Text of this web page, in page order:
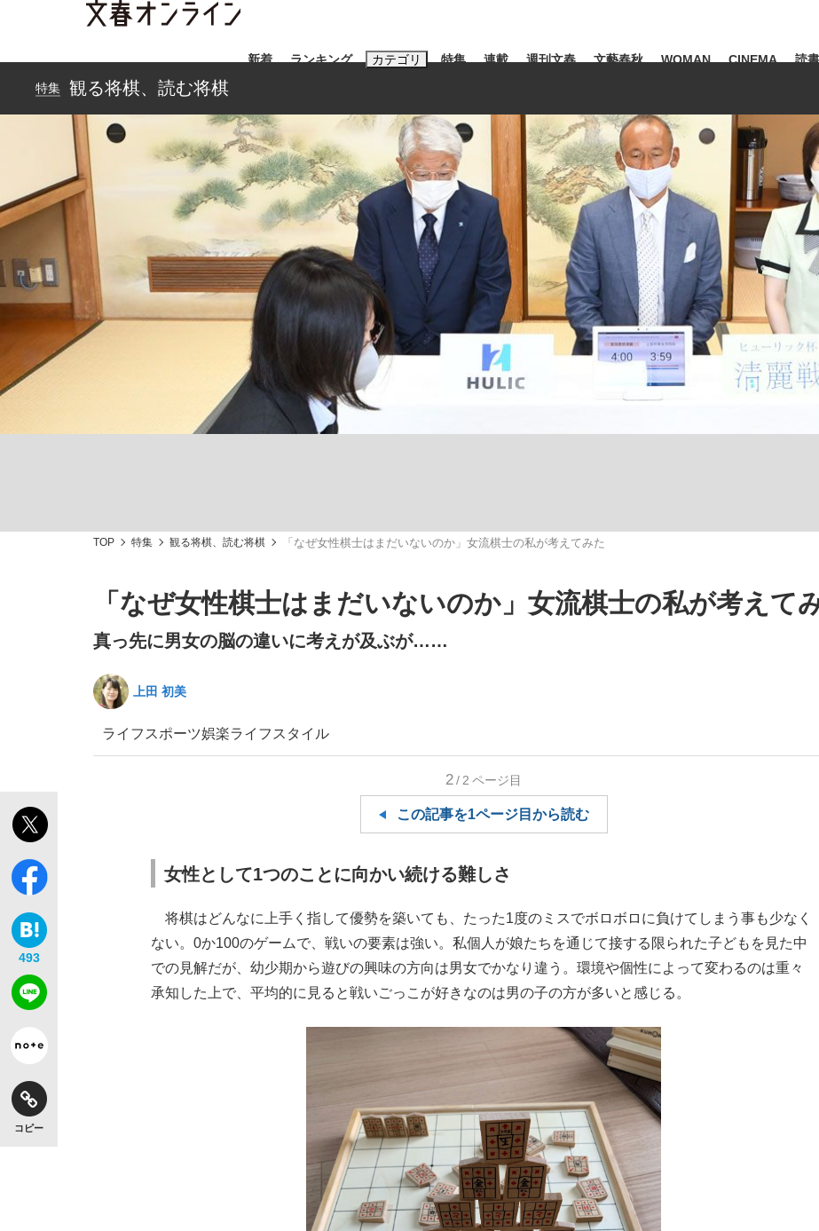
新着 ランキング カテゴリ
「90%は失敗する。でも…」本田圭佑が初めて明かした日本代表監督に... 「最悪の空気のまま解散」
「目標達成できなかったからと言って…」サッカー日本代表・森保一監督...
もっと見る
特集
観る将棋、読む
the Style
連載 週刊文春 文藝春秋 WOMAN CINEMA 読書
おすすめのキーワードタグ一覧
#藤田晋 #三山凌輝 #高市早苗 #後藤真希 #森岡毅 #城彰二 #内田有紀
#
#玉木雄一郎
#亀和田武
特集 観る将棋、読む将棋
TOP 特集 観る将棋、読む将棋 「なぜ女性棋士はまだいないのか」女流棋士の私が考えてみた
「なぜ女性棋士はまだいないのか」女流棋士の私が考えて
真っ先に男女の脳の違いに考えが及ぶが……
上田 初美
ライフ スポーツ娯楽ライフスタイル
493
コピー
2/2 ページ目
この記事を1ページ目から読む
女性として1つのことに向かい続ける難しさ
将棋はどんなに上手く指して優勢を築いても、たった1度のミスでボロボロに負けてしまう事も少なく
ない。0か100のゲームで、戦いの要素は強い。私個人が娘たちを通じて接する限られた子どもを見た中
での見解だが、幼少期から遊びの興味の方向は男女でかなり違う。環境や個性によって変わるのは重々
承知した上で、平均的に見ると戦いごっこが好きなのは男の子の方が多いと感じる。